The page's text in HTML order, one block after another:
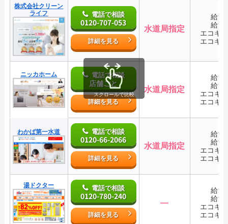
株式会社クリーン
ライフ
電話で相談
0120-707-053
詳細を見る
水道局指定
給湯
給湯
エコキ
エコキ
ニッカホーム 電話で相談
店舗ごと
詳細を見る
水道局指定
給湯
給湯
エコキ
エコキ
わかば第一水道 電話で相談
0120-66-2066
詳細を見る
水道局指定
給湯
給湯
エコキ
エコキ
湯ドクター 電話で相談
0120-780-240
詳細を見る
―
給湯
給湯
エコキ
エコキ
スクロールで比較